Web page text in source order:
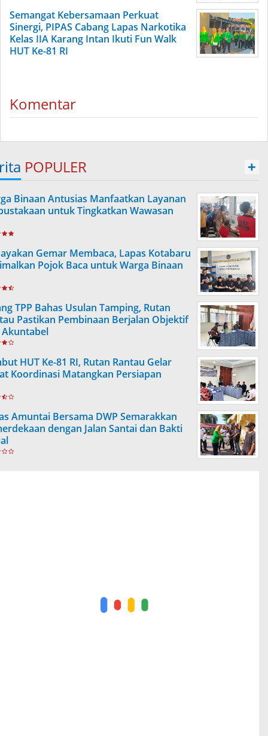
Semangat Kebersamaan Perkuat
Sinergi, PIPAS Cabang Lapas Narkotika
Kelas IIA Karang Intan Ikuti Fun Walk
HUT Ke-81 RI
Komentar
POPULER +
Binaan Antusias Manfaatkan Layanan
untuk Tingkatkan Wawasan
Gemar Membaca, Lapas Kotabaru
Pojok Baca untuk Warga Binaan
TPP Bahas Usulan Tamping, Rutan
Pastikan Pembinaan Berjalan Objektif
HUT Ke-81 RI, Rutan Rantau Gelar
Koordinasi Matangkan Persiapan
Amuntai Bersama DWP Semarakkan
dengan Jalan Santai dan Bakti